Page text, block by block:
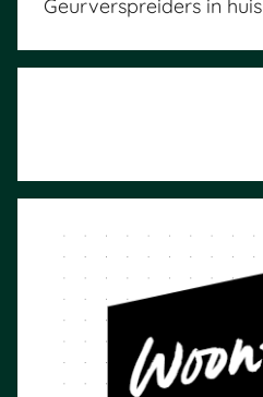
Geurverspreiders in huis